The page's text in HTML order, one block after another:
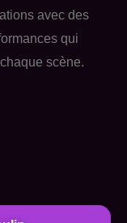
avec des
qui
scène.